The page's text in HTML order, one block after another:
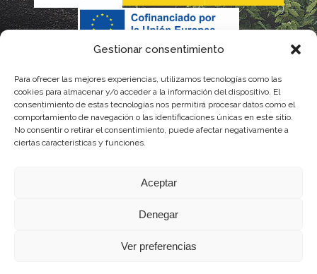
Gestionar consentimiento
Para ofrecer las mejores experiencias, utilizamos tecnologías como las
cookies para almacenar y/o acceder a la información del dispositivo. El
consentimiento de estas tecnologías nos permitirá procesar datos como el
comportamiento de navegación o las identificaciones únicas en este sitio.
No consentir o retirar el consentimiento, puede afectar negativamente a
ciertas características y funciones.
Aceptar
Denegar
Ver preferencias
La gestión de la DOP Lanzarote realizada por este Consejo
Regulador es financiada, parcialmente, por el Gobierno de
Canarias
Instituto Canario de Calidad Agroalimentaria